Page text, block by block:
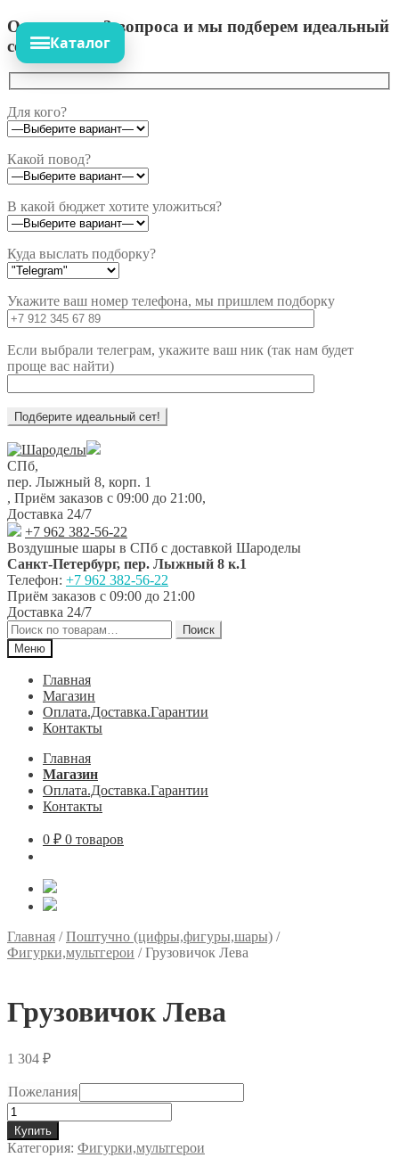
Ответьте на 3 вопроса и мы подберем идеальный
сет!
Для кого?
Какой повод?
В какой бюджет хотите уложиться?
Куда выслать подборку?
Укажите ваш номер телефона, мы пришлем подборку
Если выбрали телеграм, укажите ваш ник (так нам будет
проще вас найти)
Перейти
к
навигации
Перейти
к
содержимому
СПб,
пер. Лыжный 8, корп. 1
, Приём заказов с 09:00 до 21:00,
Доставка 24/7
+7 962 382-56-22
Воздушные шары в СПб с доставкой Шароделы
Санкт-Петербург, пер. Лыжный 8 к.1
Телефон: +7 962 382-56-22
Приём заказов с 09:00 до 21:00
Доставка 24/7
Искать:
Поиск
Меню
Главная
Магазин
Оплата.Доставка.Гарантии
Контакты
Главная
Магазин
Оплата.Доставка.Гарантии
Контакты
0 ₽ 0 товаров
Каталог
Главная /Поштучно (цифры,фигуры,шары) /
Фигурки,мультгерои /Грузовичок Лева
Грузовичок Лева
1 304 ₽
Пожелания
Количество
товара
Грузовичок
Лева
Купить
Категория: Фигурки,мультгерои